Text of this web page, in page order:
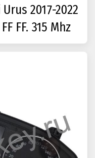
2017-2022
FF. 315 Mhz